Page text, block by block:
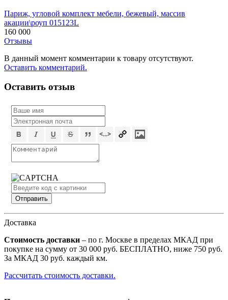
Париж, угловой комплект мебели, бежевый, массив
акации\роуп 015123L
160 000
Отзывы
В данный момент комментарии к товару отсутствуют.
Оставить комментарий.
Оставить отзыв
Доставка
Стоимость доставки – по г. Москве в пределах МКАД при
покупке на сумму от 30 000 руб. БЕСПЛАТНО, ниже 750 руб.
За МКАД 30 руб. каждый км.
Рассчитать стоимость доставки.